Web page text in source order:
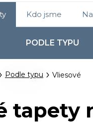
PODLE TYPU
Kdo jsme
Podle typu Vliesové
tapety